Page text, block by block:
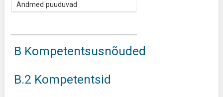
Andmed puuduvad
B Kompetentsusnõuded
B.2 Kompetentsid